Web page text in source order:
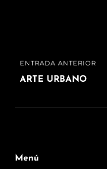
Navegación
de
ENTRADA
ANTERIOR
ENTRADA ANTERIOR
ARTE URBANO
Menú